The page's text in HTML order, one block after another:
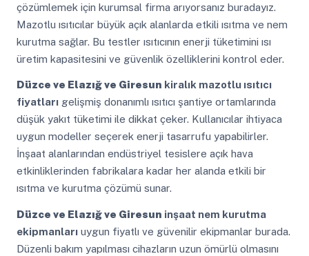
çözümlemek için kurumsal firma arıyorsanız buradayız.
Mazotlu ısıtıcılar büyük açık alanlarda etkili ısıtma ve nem
kurutma sağlar. Bu testler ısıtıcının enerji tüketimini ısı
üretim kapasitesini ve güvenlik özelliklerini kontrol eder.
Düzce ve Elazığ ve Giresun kiralık mazotlu ısıtıcı
fiyatlarıgelişmiş donanımlı ısıtıcı şantiye ortamlarında
düşük yakıt tüketimi ile dikkat çeker. Kullanıcılar ihtiyaca
uygun modeller seçerek enerji tasarrufu yapabilirler.
İnşaat alanlarından endüstriyel tesislere açık hava
etkinliklerinden fabrikalara kadar her alanda etkili bir
ısıtma ve kurutma çözümü sunar.
Düzce ve Elazığ ve Giresun inşaat nem kurutma
ekipmanlarıuygun fiyatlı ve güvenilir ekipmanlar burada.
Düzenli bakım yapılması cihazların uzun ömürlü olmasını